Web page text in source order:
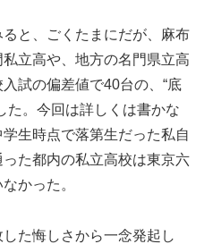
と、ごくたまにだが、麻布
立高や、地方の名門県立高
試の偏差値で40台の、“底
た。今回は詳しくは書かな
生時点で落第生だった私自
た都内の私立高校は東京六
かった。
た悔しさから一念発起し